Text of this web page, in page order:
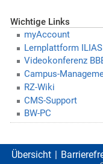
Wichtige Links
myAccount
Lernplattform ILIAS
Videokonferenz
Campus-
RZ-Wiki
CMS-Support
BW-PC
Übersicht